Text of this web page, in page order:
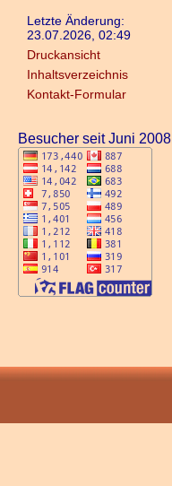
Letzte Änderung:
23.07.2026, 02:49
Druckansicht
Inhaltsverzeichnis
Kontakt-Formular
Besucher seit Juni 2008